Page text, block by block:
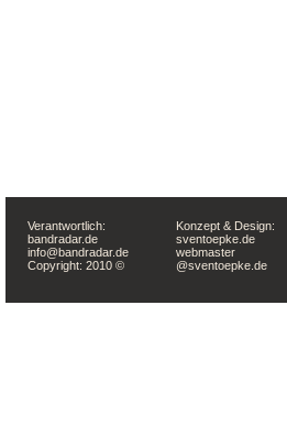
Verantwortlich:
bandradar.de
info@bandradar.de
Copyright: 2010 ©
Konzept & Design:
sventoepke.de
webmaster
@sventoepke.de